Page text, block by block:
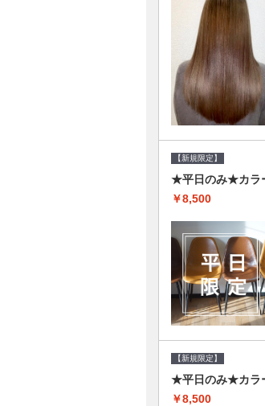
【新規限定】
★平日のみ★カラ
￥8,500
【新規限定】
★平日のみ★カラ
￥8,500